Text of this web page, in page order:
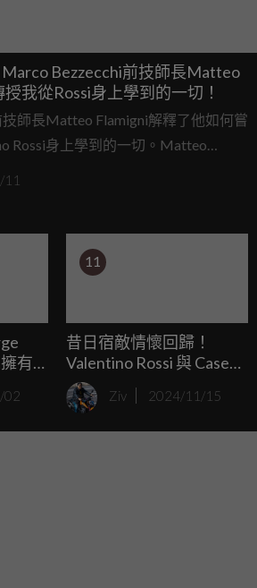
Bezzecchi前技師長Matteo
我從Rossi身上學到的一切！
師長Matteo Flamigni解釋了他如何嘗
Rossi身上學到的一切。Matteo
合作期間擔任的是遙測人員，而在
改變角色成為了車隊技師長，並協助
有
最為
02
11
昔日宿敵情懷回歸！
Valentino Rossi 與 Casey
Stoner 並肩在 VR46
Ranch 滑胎飆沙
Ziv 2024/11/15